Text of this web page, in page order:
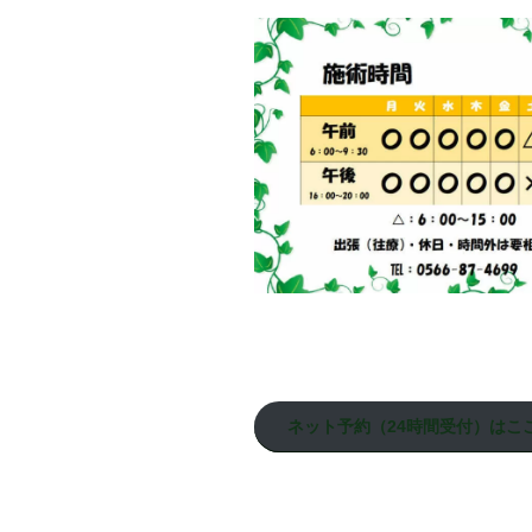
ネット予約（24時間受付）はこ